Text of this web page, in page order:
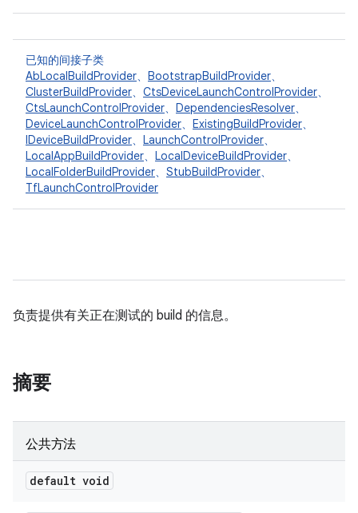
已知的间接子类
AbLocalBuildProvider、 BootstrapBuildProvider、
ClusterBuildProvider、 CtsDeviceLaunchControlProvider、
CtsLaunchControlProvider、 DependenciesResolver、
DeviceLaunchControlProvider、 ExistingBuildProvider、
IDeviceBuildProvider、 LaunchControlProvider、
LocalAppBuildProvider、 LocalDeviceBuildProvider、
LocalFolderBuildProvider、 StubBuildProvider、
TfLaunchControlProvider
负责提供有关正在测试的 build 的信息。
摘要
公共方法
default void